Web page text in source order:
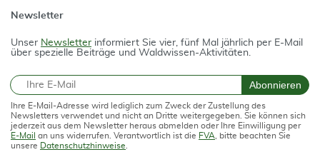
Newsletter
Unser Newsletter informiert Sie vier, fünf Mal jährlich per E-Mail
über spezielle Beiträge und Waldwissen-Aktivitäten.
E-Mail Abonnieren
Ihre E-Mail-Adresse wird lediglich zum Zweck der Zustellung des
Newsletters verwendet und nicht an Dritte weitergegeben. Sie können sich
jederzeit aus dem Newsletter heraus abmelden oder Ihre Einwilligung per
E-Mail an uns widerrufen. Verantwortlich ist die FVA , bitte beachten Sie
unsere Datenschutzhinweise